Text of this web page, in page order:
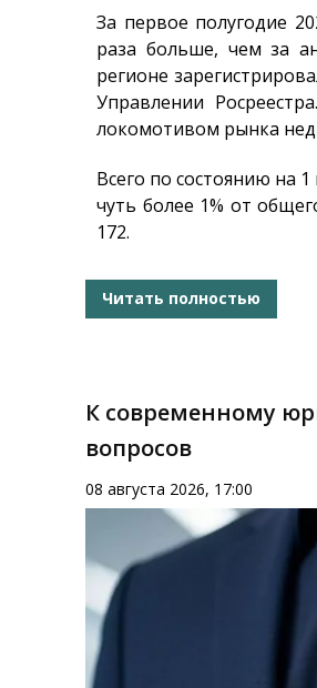
За первое полугодие
раза больше, чем за
регионе
Управлении
локомотивом рынка
Всего по состоянию на
чуть более 1% от
172.
Читать полностью
К современному
вопросов
08 августа 2026, 17:00